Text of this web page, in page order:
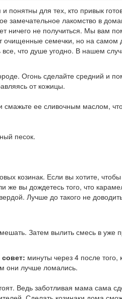
понятны для тех, кто привык
замечательное лакомство в
ничего не получиться. Мы вам
очищенные семечки, но на самом
все, что душе угодно. В нашем
Огонь сделайте средний и
от кожицы.
смажьте ее сливочным маслом,
песок.
козинак. Если вы хотите,
же вы дождетесь того, что
Лучше до такого не
Затем вылить смесь в уже
минуты через 4 после того,
они лучше ломались.
Ведь заботливая мама сама